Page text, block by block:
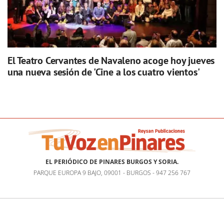
El Teatro Cervantes de Navaleno acoge hoy jueves
una nueva sesión de 'Cine a los cuatro vientos'
EL PERIÓDICO DE PINARES BURGOS Y SORIA.
PARQUE EUROPA 9 BAJO, 09001 - BURGOS - 947 256 767